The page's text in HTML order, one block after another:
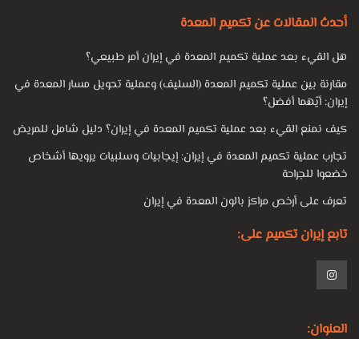
أحدث المقالات عن تكميم المعدة
هل القيء بعد عملية تكميم المعدة في إيران أمر طبيعي؟
مقارنة بين عملية تكميم المعدة (السليف) وعملية تحويل مسار المعدة في
إيران: أيّهما أفضل؟
كيف نمنع القيء بعد عملية تكميم المعدة في إيران؟ دليل شامل للمريض
تجارب عملية تكميم المعدة في إيران: إيجابيات وسلبيات يرويها أشخاص
خضعوا للجراحة
تعرف على أرخص مراكز بالون المعدة في إيران
تابع إيران تكميم على:
العنوان: